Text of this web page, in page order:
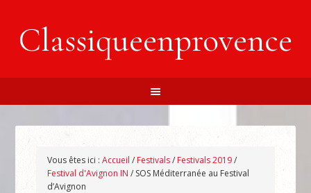
Classiqueenprovence
Vous êtes ici :Accueil / Festivals/ Festivals 2019/
Festival d'Avignon IN / SOS Méditerranée au Festival
d’Avignon